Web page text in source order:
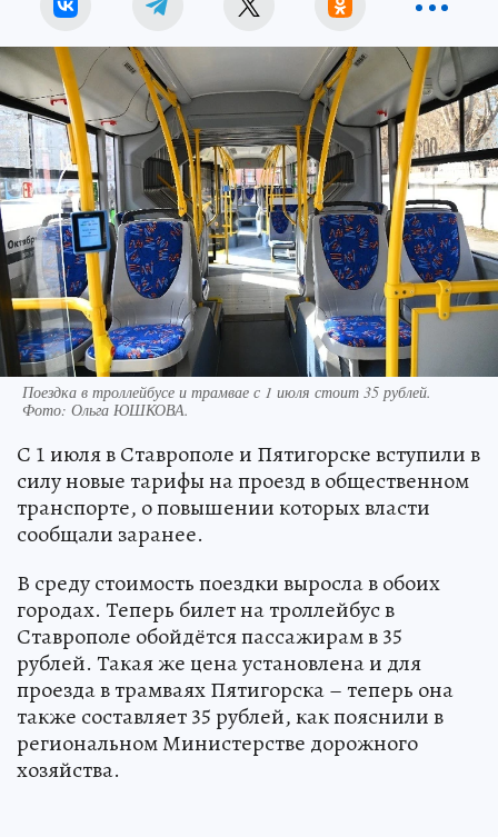
Поездка в троллейбусе и трамвае с 1 июля стоит 35 рублей.
Фото: Ольга ЮШКОВА.
С 1 июля в Ставрополе и Пятигорске вступили в
силу новые тарифы на проезд в общественном
транспорте, о повышении которых власти
сообщали заранее.
В среду стоимость поездки выросла в обоих
городах. Теперь билет на троллейбус в
Ставрополе обойдётся пассажирам в 35
рублей. Такая же цена установлена и для
проезда в трамваях Пятигорска – теперь она
также составляет 35 рублей, как пояснили в
региональном Министерстве дорожного
хозяйства.